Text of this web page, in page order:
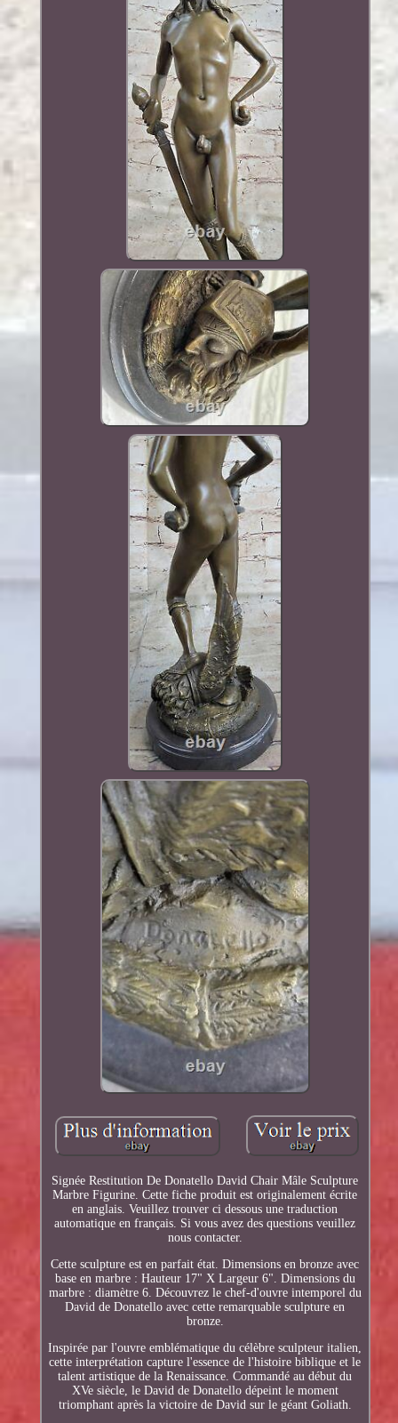
Signée Restitution De Donatello David Chair Mâle Sculpture
Marbre Figurine. Cette fiche produit est originalement écrite
en anglais. Veuillez trouver ci dessous une traduction
automatique en français. Si vous avez des questions veuillez
nous contacter.
Cette sculpture est en parfait état. Dimensions en bronze avec
base en marbre : Hauteur 17" X Largeur 6". Dimensions du
marbre : diamètre 6. Découvrez le chef-d'ouvre intemporel du
David de Donatello avec cette remarquable sculpture en
bronze.
Inspirée par l'ouvre emblématique du célèbre sculpteur italien,
cette interprétation capture l'essence de l'histoire biblique et le
talent artistique de la Renaissance. Commandé au début du
XVe siècle, le David de Donatello dépeint le moment
triomphant après la victoire de David sur le géant Goliath.